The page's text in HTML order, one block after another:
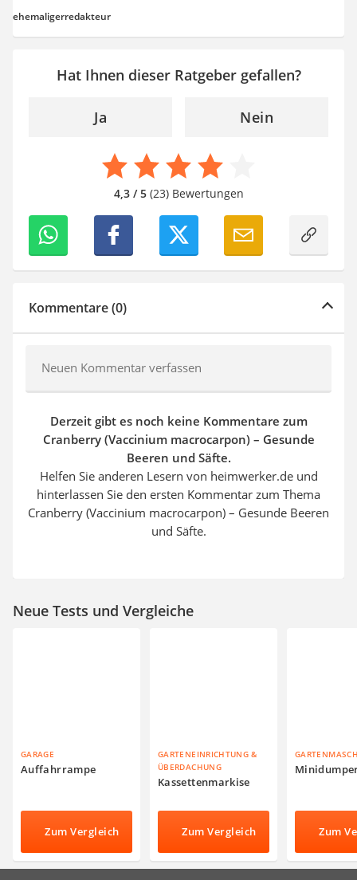
ehemaligerredakteur
Hat Ihnen dieser Ratgeber gefallen?
Ja Nein
4,3 / 5(23) Bewertungen
Kommentare (0)
Neuen Kommentar verfassen
Derzeit gibt es noch keine Kommentare zum
Cranberry (Vaccinium macrocarpon) – Gesunde
Beeren und Säfte.
Helfen Sie anderen Lesern von heimwerker.de und
hinterlassen Sie den ersten Kommentar zum Thema
Cranberry (Vaccinium macrocarpon) – Gesunde Beeren
und Säfte.
Neue Tests und Vergleiche
GARAGE
Auffahrrampe
Zum Vergleich
GARTENEINRICHTUNG &
ÜBERDACHUNG
Kassettenmarkise
Zum Vergleich Zum